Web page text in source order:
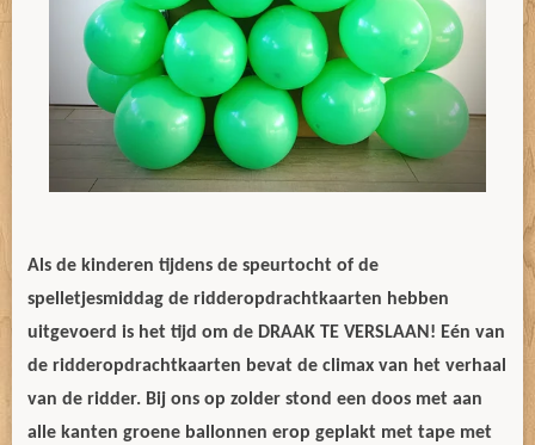
Als de kinderen tijdens de speurtocht of de
spelletjesmiddag de ridderopdrachtkaarten hebben
uitgevoerd is het tijd om de DRAAK TE VERSLAAN! Eén van
de ridderopdrachtkaarten bevat de climax van het verhaal
van de ridder. Bij ons op zolder stond een doos met aan
alle kanten groene ballonnen erop geplakt met tape met